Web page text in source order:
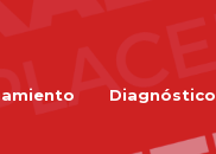
Diagnóstico